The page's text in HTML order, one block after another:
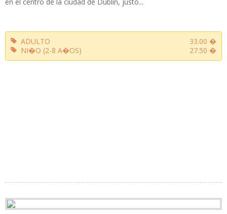
ADULTO
33.00 �
NI�O (2-8 A�OS)
27.50 �